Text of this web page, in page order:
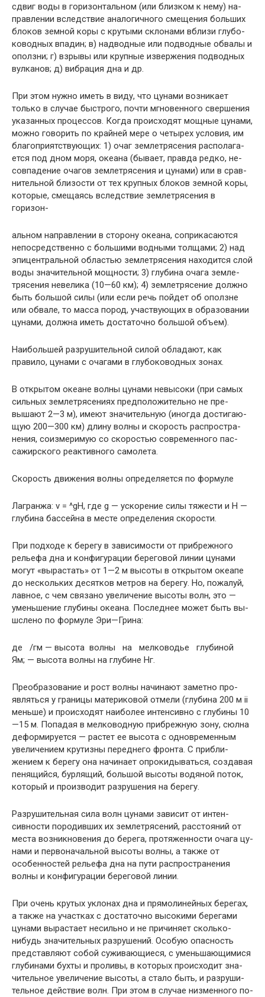
сдвиг воды в горизонтальном (или близком к нему) на­
правлении вследствие аналогичного смещения больших
блоков земной коры с крутыми склонами вблизи глубо­
ководных впадин; в) надводные или подводные обвалы и
оползни; г) взрывы или крупные извержения подводных
вулканов; д) вибрация дна и др.
При этом нужно иметь в виду, что цунами возникает
только в случае быстрого, почти мгновенного свершения
указанных процессов. Когда происходят мощные цунами,
можно говорить по крайней мере о четырех условия, им
благоприятствующих: 1) очаг землетрясения располага­
ется под дном моря, океана (бывает, правда редко, не­
совпадение очагов землетрясения и цунами) или в срав­
нительной близости от тех крупных блоков земной коры,
которые, смещаясь вследствие землетрясения в
горизон-
альном направлении в сторону океана, соприкасаются
непосредственно с большими водными толщами; 2) над
эпицентральной областью землетрясения находится слой
воды значительной мощности; 3) глубина очага земле­
трясения невелика (10—60 км); 4) землетрясение долж­но
быть большой силы (или если речь пойдет об ополз­не
или обвале, то масса пород, участвующих в образова­нии
цунами, должна иметь достаточно большой объем).
Наибольшей разрушительной силой обладают, как
правило, цунами с очагами в глубоководных зонах.
В открытом океане волны цунами невысоки (при са­мых
сильных землетрясениях предположительно не пре­
вышают 2—3 м), имеют значительную (иногда достигаю­
щую 200—300 км) длину волны и скорость распростра­
нения, соизмеримую со скоростью современного пас­
сажирского реактивного самолета.
Скорость движения волны определяется по формуле
Лагранжа: v = ^gH, где g — ускорение силы тяжести и Н —
глубина бассейна в месте определения скорости.
При подходе к берегу в зависимости от прибрежного
рельефа дна и конфигурации береговой линии цунами
могут «вырастать» от 1—2 м высоты в открытом океапе
до нескольких десятков метров на берегу. Но, пожалуй,
лавное, с чем связано увеличение высоты волн, это —
уменьшение глубины океана. Последнее может быть вы-
шслено по формуле Эри—Грина:
де /гм — высота волны на мелководье глубиной
Ям; — высота волны на глубине Нг.
Преобразование и рост волны начинают заметно про­
являться у границы материковой отмели (глубина 200 м ii
меньше) и происходят наиболее интенсивно с глубины 10
—15 м. Попадая в мелководную прибрежную зону, сюлна
деформируется — растет ее высота с одновремен­ным
увеличением крутизны переднего фронта. С прибли­
жением к берегу она начинает опрокидываться, созда­вая
пенящийся, бурлящий, большой высоты водяной по­ток,
который и производит разрушения на берегу.
Разрушительная сила волн цунами зависит от интен­
сивности породивших их землетрясений, расстояний от
места возникновения до берега, протяженности очага цу­
нами и первоначальной высоты волны, а также от
особен­ностей рельефа дна на пути распространения
волны и конфигурации береговой линии.
При очень крутых уклонах дна и прямолинейных берегах,
а также на участках с достаточно высокими бе­регами
цунами вырастает несильно и не причиняет сколь­ко-
нибудь значительных разрушений. Особую опасность
представляют собой суживающиеся, с уменьшающимися
глубинами бухты и проливы, в которых происходит зна­
чительное увеличение высоты, а стало быть, и разруши­
тельное действие волн. При этом в случае низменного по­